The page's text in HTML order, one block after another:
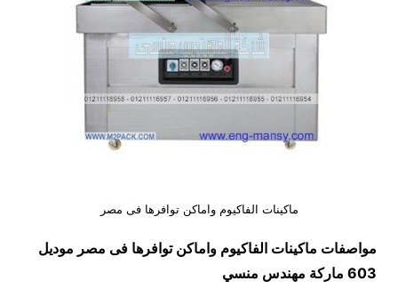
ماكينات الفاكيوم واماكن توافرها فى مصر
مواصفات ماكينات الفاكيوم واماكن توافرها فى مصر موديل
603 ماركة مهندس منسي